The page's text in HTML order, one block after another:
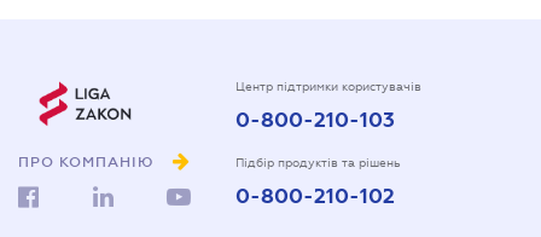
ПРО КОМПАНІЮ
Центр підтримки користувачів
0-800-210-103
Підбір продуктів та рішень
0-800-210-102